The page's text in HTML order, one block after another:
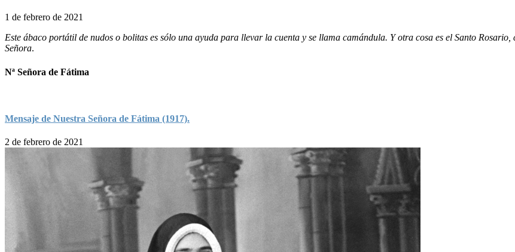
1 de febrero de 2021
Este ábaco portátil de nudos o bolitas es sólo una ayuda para llevar la cuenta y se llama camándula. Y otra cosa es el Santo
Señora.
Nª Señora de Fátima
Mensaje de Nuestra Señora de Fátima (1917).
2 de febrero de 2021